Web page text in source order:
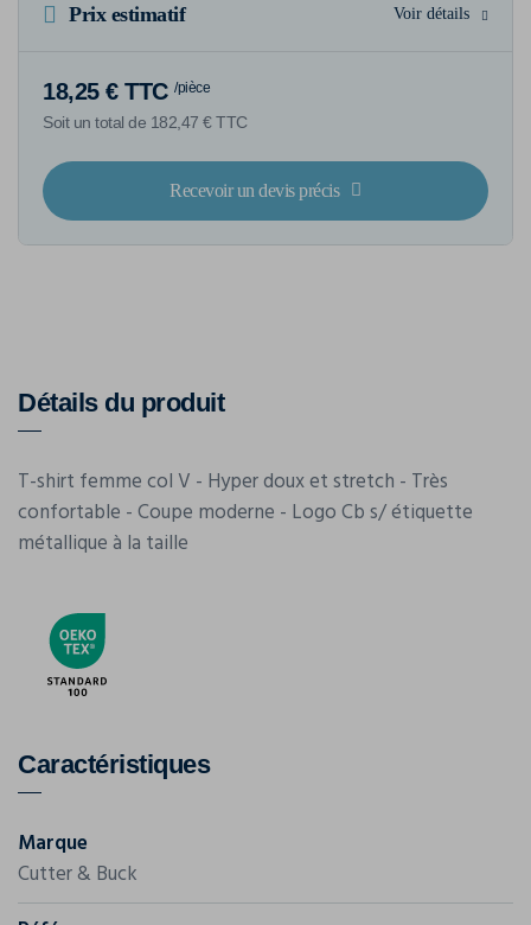
Prix estimatif Voir détails
18,25 € TTC /pièce
Soit un total de 182,47 € TTC
Recevoir un devis précis
Détails du produit
T-shirt femme col V - Hyper doux et stretch - Très
confortable - Coupe moderne - Logo Cb s/ étiquette
métallique à la taille
Caractéristiques
Marque
Cutter & Buck